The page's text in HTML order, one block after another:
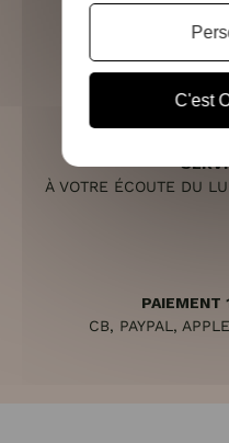
RETOURS
À VOTRE ÉCOUTE DU
PAIEMENT
CB, PAYPAL,
C'est